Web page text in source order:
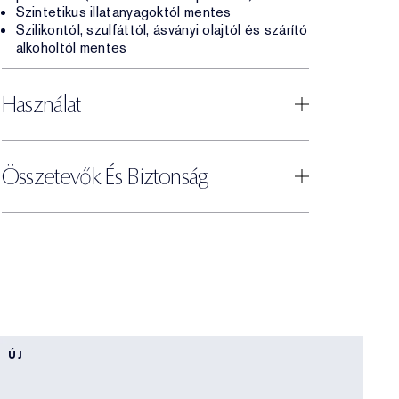
Szintetikus illatanyagoktól mentes
Szilikontól, szulfáttól, ásványi olajtól és szárító
alkoholtól mentes
Használat
Összetevők És Biztonság
ÚJ